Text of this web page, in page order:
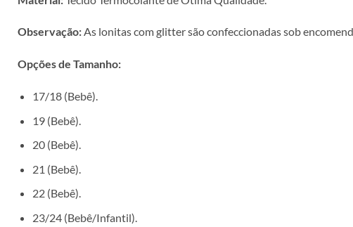
Observação:As lonitas com glitter são confeccionadas sob
Opções de Tamanho:
17/18 (Bebê).
19 (Bebê).
20 (Bebê).
21 (Bebê).
22 (Bebê).
23/24 (Bebê/Infantil).